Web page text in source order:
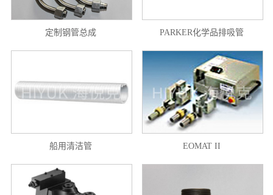
定制钢管总成 PARKER化学品排吸管
船用清洁管 EOMAT II